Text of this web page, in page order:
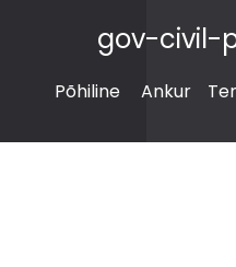
gov-civil-
Põhiline Ankur